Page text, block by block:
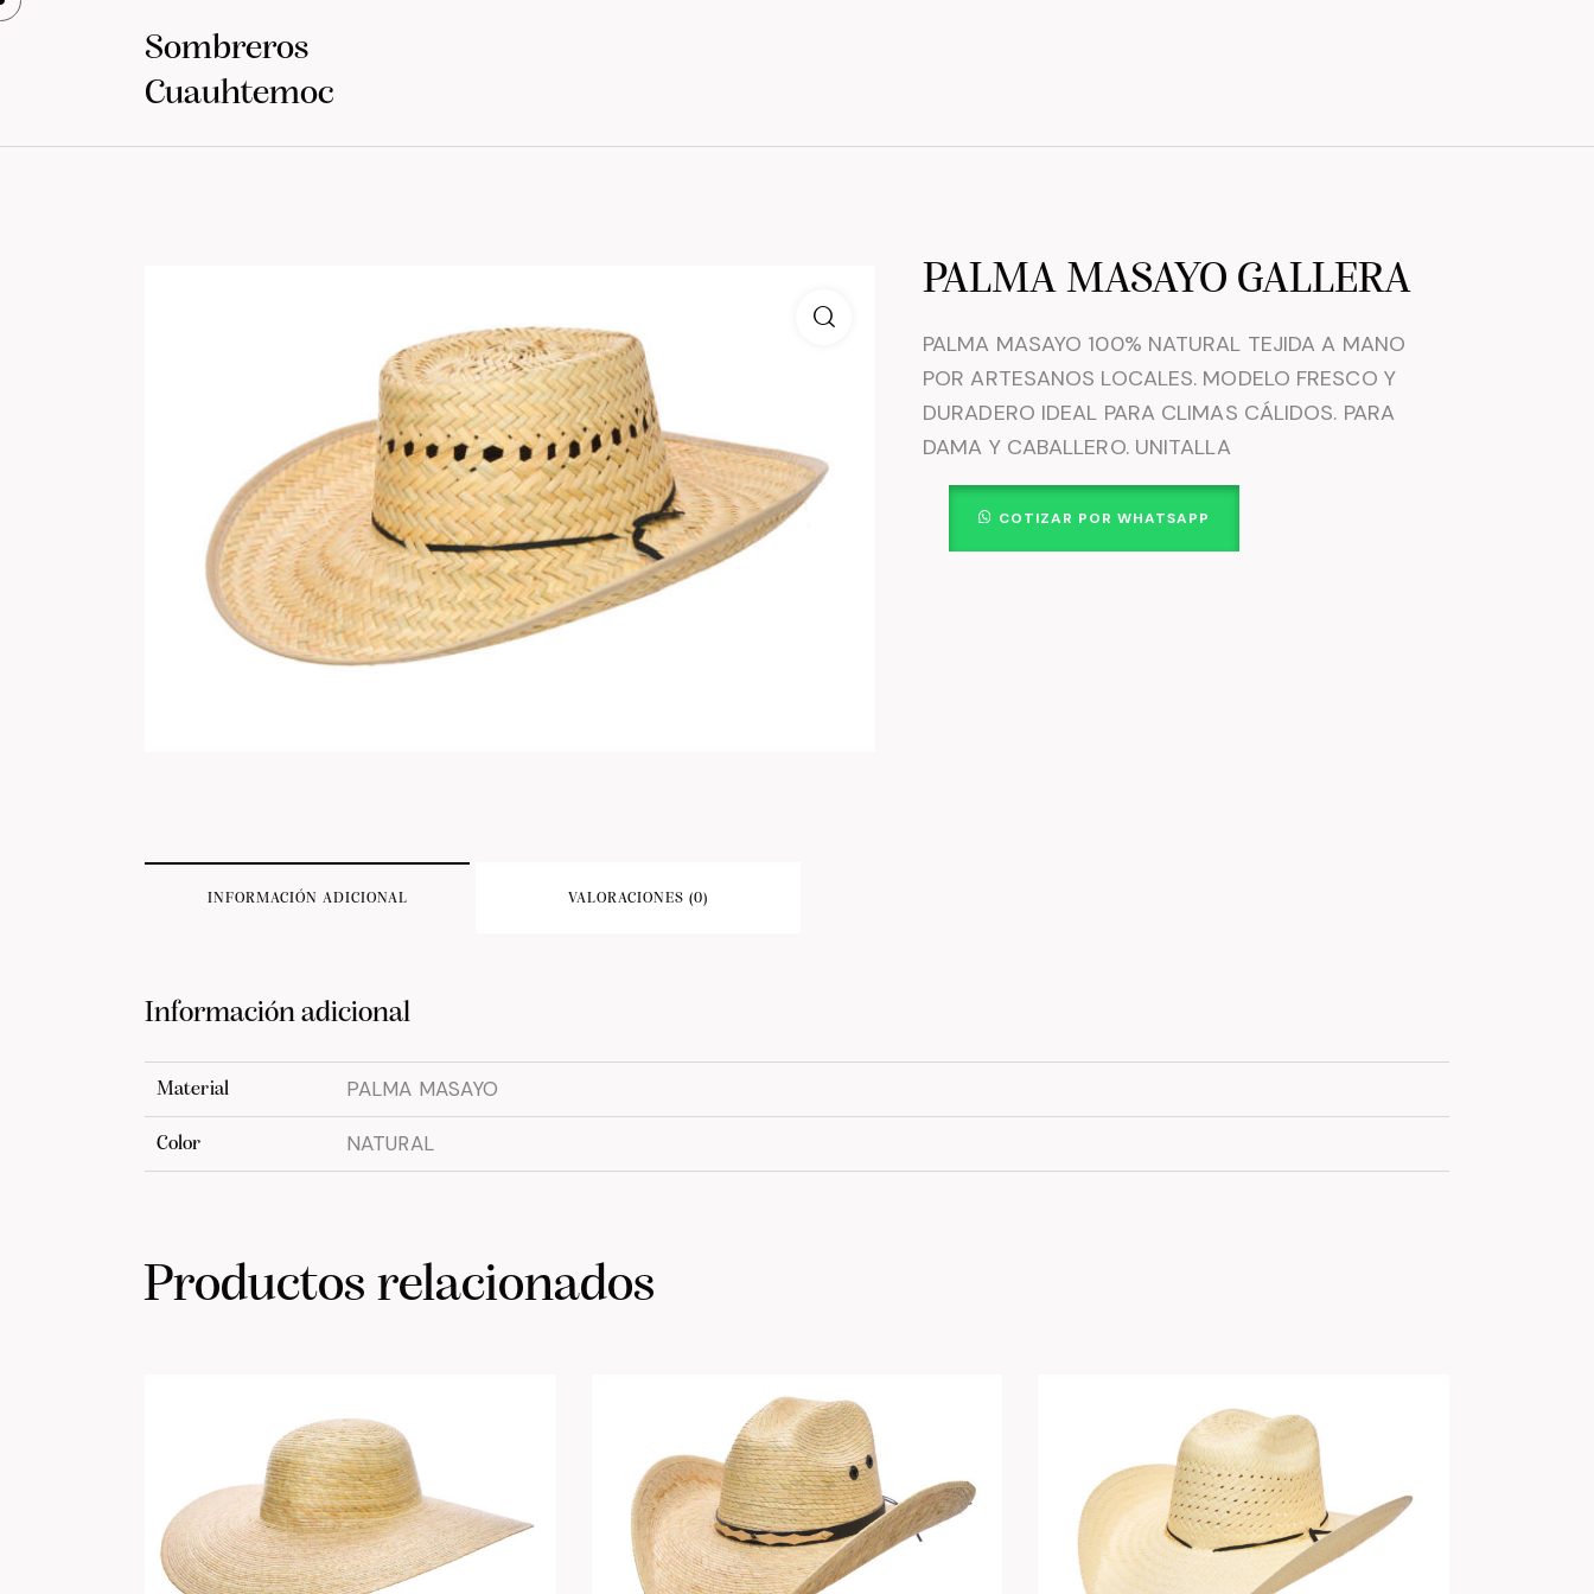
Sombreros
Cuauhtemoc
PALMA MASAYO GALLERA
PALMA MASAYO 100% NATURAL TEJIDA A MANO
POR ARTESANOS LOCALES. MODELO FRESCO Y
DURADERO IDEAL PARA CLIMAS CÁLIDOS. PARA
DAMA Y CABALLERO. UNITALLA
COTIZAR POR WHATSAPP
INFORMACIÓN ADICIONAL VALORACIONES (0)
Información adicional
Material PALMA MASAYO
Color NATURAL
Productos relacionados